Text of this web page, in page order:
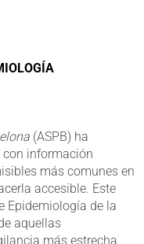
(ASPB) ha
información
más comunes en
accesible. Este
Epidemiología de la
aquellas
más estrecha